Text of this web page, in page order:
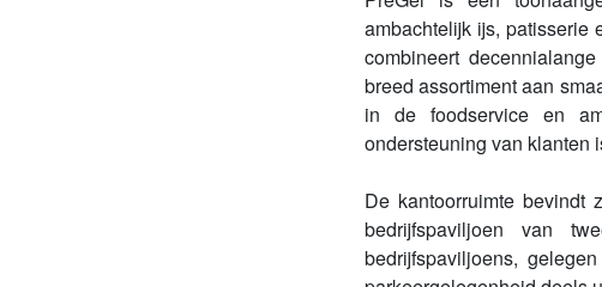
ambachtelijk ijs, patisserie
combineert
breed assortiment aan
in de foodservice en
ondersteuning van klanten
De kantoorruimte bevindt
bedrijfspaviljoen van
bedrijfspaviljoens,